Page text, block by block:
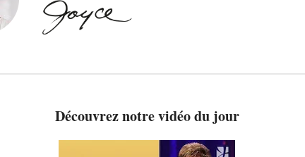
Découvrez notre vidéo du jour